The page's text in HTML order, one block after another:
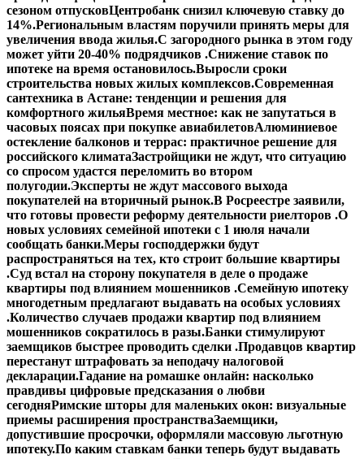
сезоном отпусковЦентробанк снизил ключевую ставку до
14%.Региональным властям поручили принять меры для
увеличения ввода жилья.С загородного рынка в этом году
может уйти 20-40% подрядчиков .Снижение ставок по
ипотеке на время остановилось.Выросли сроки
строительства новых жилых комплексов.Современная
сантехника в Астане: тенденции и решения для
комфортного жильяВремя местное: как не запутаться в
часовых поясах при покупке авиабилетовАлюминиевое
остекление балконов и террас: практичное решение для
российского климатаЗастройщики не ждут, что ситуацию
со спросом удастся переломить во втором
полугодии.Эксперты не ждут массового выхода
покупателей на вторичный рынок.В Росреестре заявили,
что готовы провести реформу деятельности риелторов .О
новых условиях семейной ипотеки с 1 июля начали
сообщать банки.Меры господдержки будут
распространяться на тех, кто строит большие квартиры
.Суд встал на сторону покупателя в деле о продаже
квартиры под влиянием мошенников .Семейную ипотеку
многодетным предлагают выдавать на особых условиях
.Количество случаев продажи квартир под влиянием
мошенников сократилось в разы.Банки стимулируют
заемщиков быстрее проводить сделки .Продавцов квартир
перестанут штрафовать за неподачу налоговой
декларации.Гадание на ромашке онлайн: насколько
правдивы цифровые предсказания о любви
сегодняРимские шторы для маленьких окон: визуальные
приемы расширения пространстваЗаемщики,
допустившие просрочки, оформляли массовую льготную
ипотеку.По каким ставкам банки теперь будут выдавать